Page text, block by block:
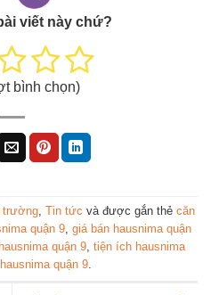
viết này chứ?
bình chọn)
trường Tin tức và được gắn thẻ căn
quận 9 giá bán hausnima quận
quận 9 tiện ích hausnima
quận 9